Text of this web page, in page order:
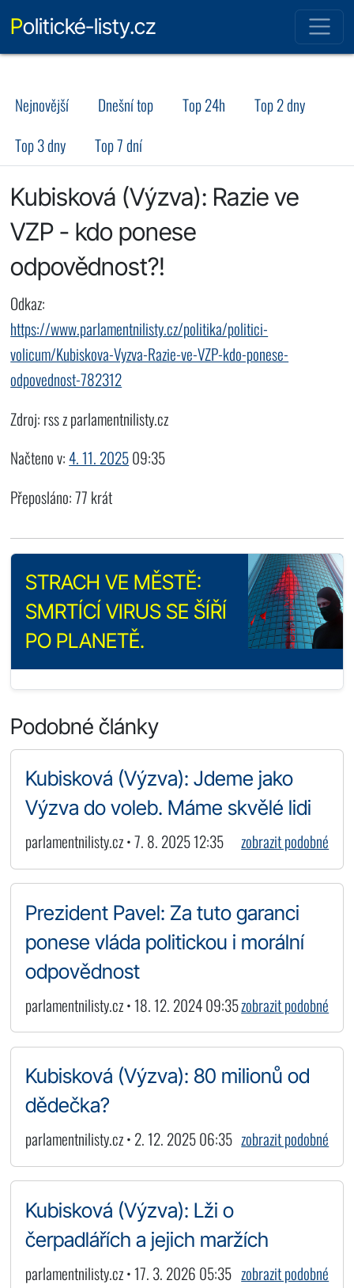
Politické-listy.cz
Nejnovější Dnešní top Top 24h
Top 2 dny
Top 3 dny
Top 7 dní
Kubisková (Výzva): Razie ve
VZP - kdo ponese
odpovědnost?!
Odkaz:
https://www.parlamentnilisty.cz/politika/politici-
volicum/Kubiskova-Vyzva-Razie-ve-VZP-kdo-ponese-
odpovednost-782312
Zdroj: rss z parlamentnilisty.cz
Načteno v: 4. 11. 202509:35
Přeposláno: 77 krát
STRACH VE MĚSTĚ:
SMRTÍCÍ VIRUS SE ŠÍŘÍ
PO PLANETĚ.
Podobné články
Kubisková (Výzva): Jdeme jako
Výzva do voleb. Máme skvělé lidi
parlamentnilisty.cz • 7. 8. 2025 12:35 zobrazit podobné
Prezident Pavel: Za tuto garanci
ponese vláda politickou i morální
odpovědnost
parlamentnilisty.cz • 18. 12. 2024 09:35zobrazit podobné
Kubisková (Výzva): 80 milionů od
dědečka?
parlamentnilisty.cz • 2. 12. 2025 06:35 zobrazit podobné
Kubisková (Výzva): Lži o
čerpadlářích a jejich maržích
parlamentnilisty.cz • 17. 3. 2026 05:35 zobrazit podobné